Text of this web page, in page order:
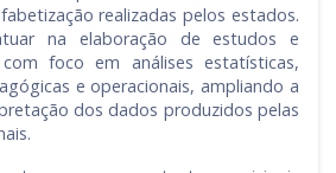
realizadas pelos estados.
na elaboração de estudos e
foco em análises estatísticas,
e operacionais, ampliando a
dos dados produzidos pelas